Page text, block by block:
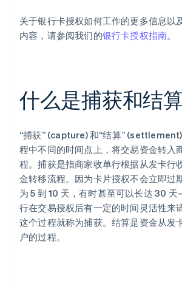
关于银行卡授权如何工作的更多信息以
内容，请参阅我们的银行卡授权指南。
什么是捕获和结
“捕获” (capture) 和“结算”
程中不同的时间点上，将交易资金转入
程。捕获是指商家收单行根据从发卡行
金转移流程。因为卡片授权不会立即
为 5 到 10 天，有时甚至可以长达 30
行在交易授权后有一定的时间灵活性来
这个过程就称为捕获。结算是资金从发
户的过程。